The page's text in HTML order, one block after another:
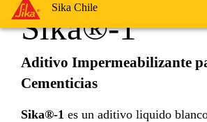
Sika Chile
Sika®-1
Aditivo Impermeabilizante
Cementicias
Sika®-1 es un aditivo liquido